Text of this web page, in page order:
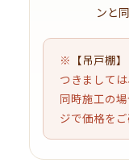
ンと
※ 【吊戸棚】
つきまして
同時施工の
ジで価格をご